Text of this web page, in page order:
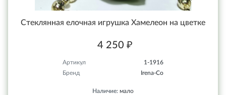
Стеклянная елочная игрушка Хамелеон на цветке
4 250 ₽
Артикул
1-1916
Бренд
Irena-Co
Наличие: мало